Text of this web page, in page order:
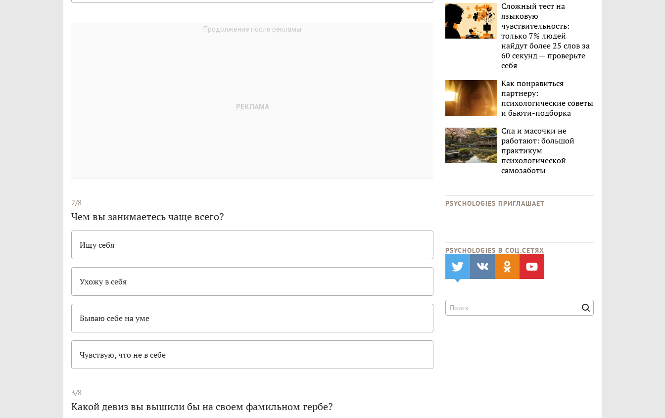
2/8
Чем вы занимаетесь чаще всего?
Ищу себя
Ухожу в себя
Бываю себе на уме
Чувствую, что не в себе
3/8
Какой девиз вы вышили бы на своем фамильном гербе?
Сложный тест на
языковую
чувствительность:
только 7% людей
найдут более 25 слов за
60 секунд — проверьте
себя
Как понравиться
партнеру:
психологические советы
и бьюти-подборка
Спа и масочки не
работают: большой
практикум
психологической
самозаботы
PSYCHOLOGIES ПРИГЛАШАЕТ
PSYCHOLOGIES В CОЦ.СЕТЯХ